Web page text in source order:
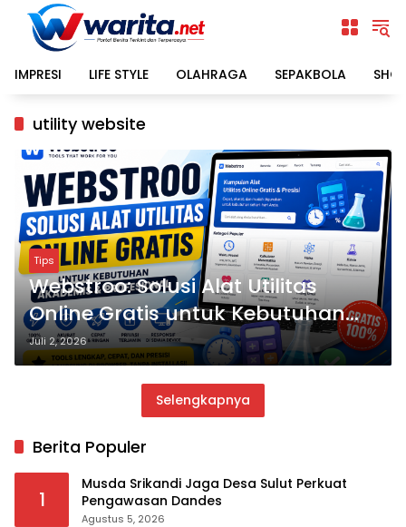
Langsung
konten
IMPRESI
LIFE STYLE OLAHRAGA SEPAKBOLA
utility website
Tips
Webstroo: Solusi Alat Utilitas
Online Gratis untuk Kebutuhan
Akademis dan Profesional
Juli 2, 2026
Selengkapnya
Berita Populer
1
Musda Srikandi Jaga Desa Sulut Perkuat
Pengawasan Dandes
Agustus 5, 2026